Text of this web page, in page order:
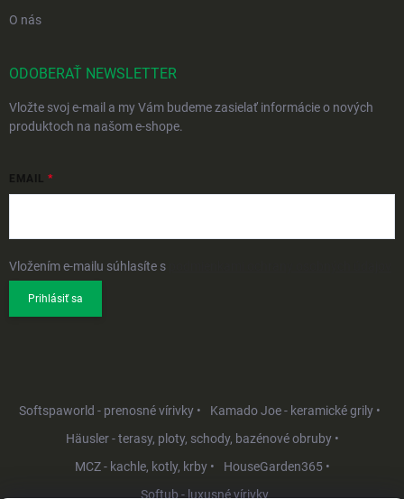
O nás
ODOBERAŤ NEWSLETTER
Vložte svoj e-mail a my Vám budeme zasielať informácie o nových
produktoch na našom e-shope.
EMAIL
Vložením e-mailu súhlasíte s
Prihlásiť sa
Softspaworld - prenosné vírivky •
Kamado Joe - keramické grily •
Häusler - terasy, ploty, schody, bazénové obruby •
MCZ - kachle, kotly, krby •
HouseGarden365 •
Softub - luxusné vírivky